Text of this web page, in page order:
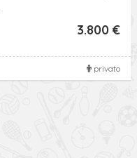
3.800 €
privato